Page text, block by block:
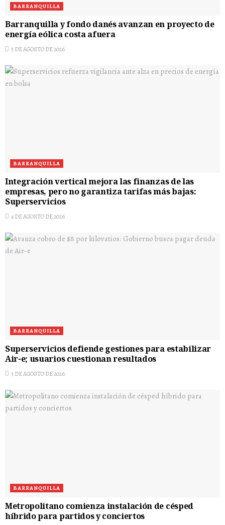
BARRANQUILLA
Barranquilla y fondo danés avanzan en proyecto de
energía eólica costa afuera
5 DE AGOSTO DE 2026
BARRANQUILLA
Integración vertical mejora las finanzas de las
empresas, pero no garantiza tarifas más bajas:
Superservicios
4 DE AGOSTO DE 2026
BARRANQUILLA
Superservicios defiende gestiones para estabilizar
Air-e; usuarios cuestionan resultados
3 DE AGOSTO DE 2026
BARRANQUILLA
Metropolitano comienza instalación de césped
híbrido para partidos y conciertos